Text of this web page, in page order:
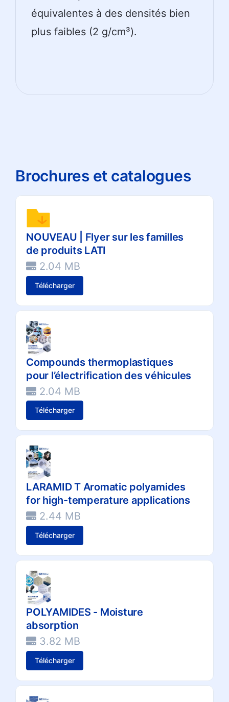
équivalentes à des densités bien
plus faibles (2 g/cm³).
Brochures et catalogues
NOUVEAU | Flyer sur les familles
de produits LATI
2.04 MB
Télécharger
Compounds thermoplastiques
pour l’électrification des véhicules
2.04 MB
Télécharger
LARAMID T Aromatic polyamides
for high-temperature applications
2.44 MB
Télécharger
POLYAMIDES - Moisture
absorption
3.82 MB
Télécharger